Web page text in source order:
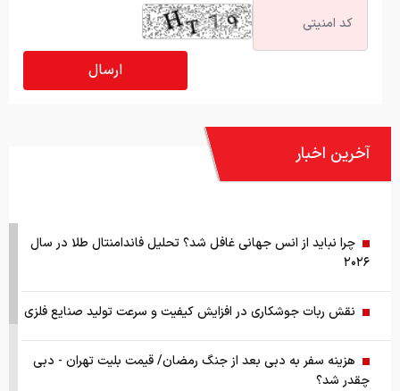
آخرین اخبار
چرا نباید از انس جهانی غافل شد؟ تحلیل فاندامنتال طلا در سال
۲۰۲۶
نقش ربات جوشکاری در افزایش کیفیت و سرعت تولید صنایع فلزی
هزینه سفر به دبی بعد از جنگ رمضان/ قیمت بلیت تهران - دبی
چقدر شد؟